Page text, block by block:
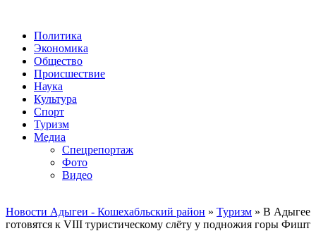
Политика
Экономика
Общество
Происшествие
Наука
Культура
Спорт
Туризм
Медиа
Спецрепортаж
Фото
Видео
Новости Адыгеи - Кошехабльский район » Туризм » В Адыгее
готовятся к VIII туристическому слёту у подножия горы Фишт